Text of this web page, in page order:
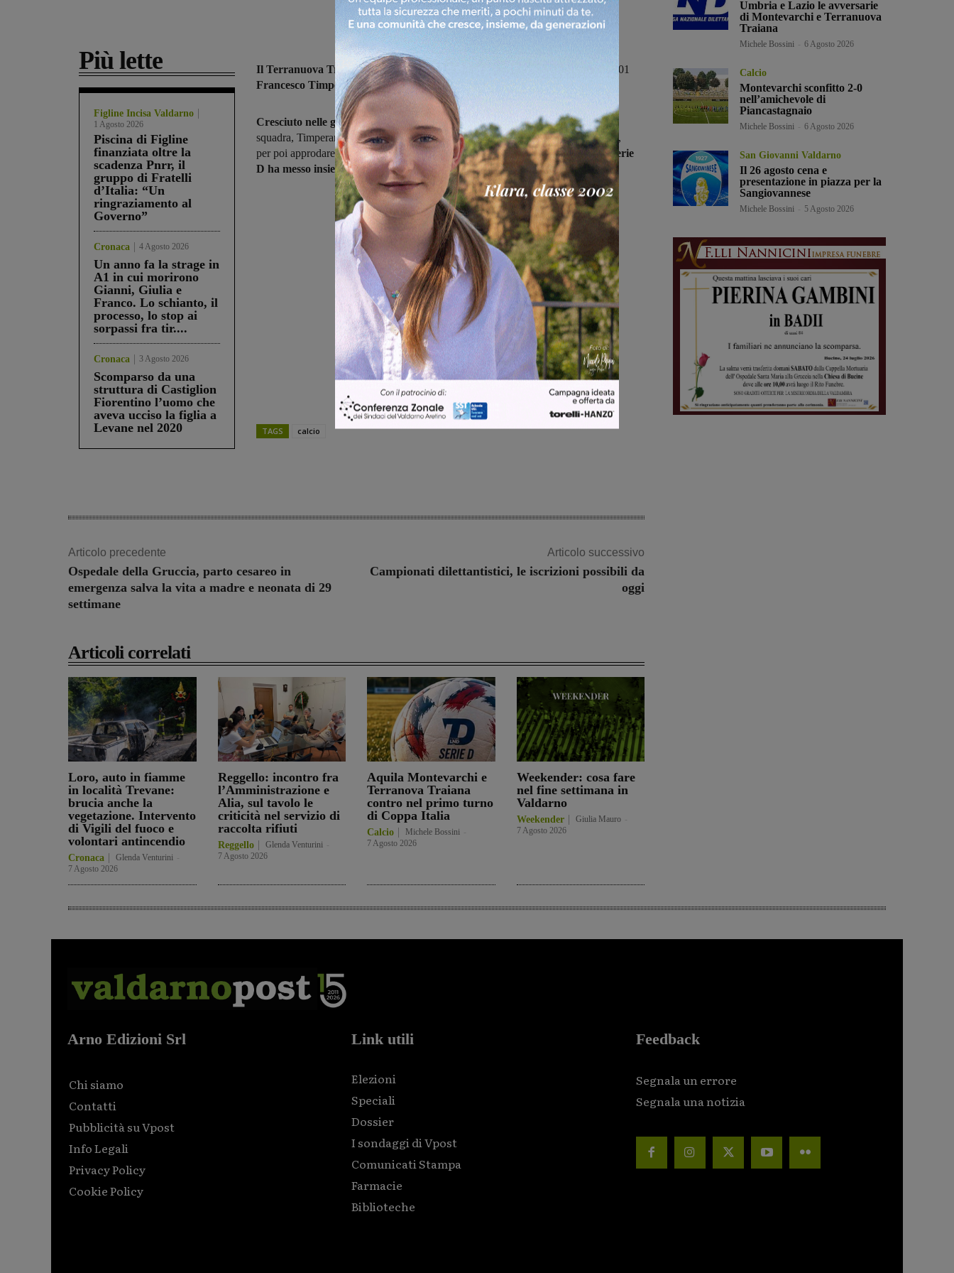
Più lette
Figline Incisa Valdarno
1 Agosto 2026
Piscina di Figline
finanziata oltre la
scadenza Pnrr, il
gruppo di Fratelli
d’Italia: “Un
ringraziamento al
Governo”
Cronaca 4 Agosto 2026
Un anno fa la strage in
A1 in cui morirono
Gianni, Giulia e
Franco. Lo schianto, il
processo, lo stop ai
sorpassi fra tir....
Cronaca 3 Agosto 2026
Scomparso da una
struttura di Castiglion
Fiorentino l’uomo che
aveva ucciso la figlia a
Levane nel 2020
Il Terranuova Traianaha tesserato per la prossima stagione il portiere classe 2001
Francesco Timperanza.
Cresciuto nelle giovanili dello Scandicci fino a debuttare a 17 anni in prima
squadra, Timperanza è rimasto in forza alla squadra fiorentina per cinque stagioni,
per poi approdare in quella trascorsa con alla Sangiovannese.In sei stagioni di serie
D ha messo insieme131 presenze.
TAGS calcio
Articolo precedente
Ospedale della Gruccia, parto cesareo in
emergenza salva la vita a madre e neonata di 29
settimane
Articolo successivo
Campionati dilettantistici, le iscrizioni possibili da
oggi
Articoli correlati
Loro, auto in fiamme
in località Trevane:
brucia anche la
vegetazione. Intervento
di Vigili del fuoco e
volontari antincendio
Cronaca Glenda Venturini
7 Agosto 2026
Reggello: incontro fra
l’Amministrazione e
Alia, sul tavolo le
criticità nel servizio di
raccolta rifiuti
Reggello Glenda Venturini
7 Agosto 2026
Aquila Montevarchi e
Terranova Traiana
contro nel primo turno
di Coppa Italia
Calcio Michele Bossini
7 Agosto 2026
Weekender: cosa fare
nel fine settimana in
Valdarno
Weekender Giulia Mauro
7 Agosto 2026
Umbria e Lazio le avversarie
di Montevarchi e Terranuova
Traiana
Michele Bossini 6 Agosto 2026
Calcio
Montevarchi sconfitto 2-0
nell’amichevole di
Piancastagnaio
Michele Bossini 6 Agosto 2026
San Giovanni Valdarno
Il 26 agosto cena e
presentazione in piazza per la
Sangiovannese
Michele Bossini 5 Agosto 2026
Arno Edizioni Srl
Chi siamo
Contatti
Pubblicità su Vpost
Info Legali
Privacy Policy
Cookie Policy
Link utili
Elezioni
Speciali
Dossier
I sondaggi di Vpost
Comunicati Stampa
Farmacie
Biblioteche
Feedback
Segnala un errore
Segnala una notizia